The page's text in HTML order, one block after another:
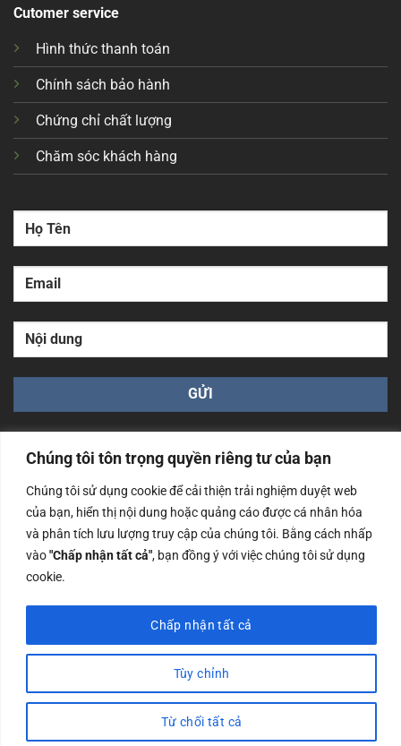
Chúng tôi tôn trọng quyền riêng tư của bạn
Chúng tôi sử dụng cookie để cải thiện trải nghiệm duyệt web
của bạn, hiển thị nội dung hoặc quảng cáo được cá nhân hóa
và phân tích lưu lượng truy cập của chúng tôi. Bằng cách nhấp
vào"Chấp nhận tất cả", bạn đồng ý với việc chúng tôi sử dụng
cookie.
Tùy chỉnh
Từ chối tất cả
Chấp nhận tất cả
Cutomer service
Hình thức thanh toán
Chính sách bảo hành
Chứng chỉ chất lượng
Chăm sóc khách hàng
Công ty TNHH Nam Bình Xương - Số ĐKKD: 0108783483
cấp ngày 14/06/2019 bởi Sở Kế Hoạch và Đầu Tư Tp. Hà
Nội
Copyrights @2023 Nam Binh Xuong. All Rights Reserved